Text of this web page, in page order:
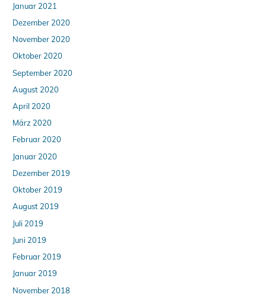
Januar 2021
Dezember 2020
November 2020
Oktober 2020
September 2020
August 2020
April 2020
März 2020
Februar 2020
Januar 2020
Dezember 2019
Oktober 2019
August 2019
Juli 2019
Juni 2019
Februar 2019
Januar 2019
November 2018